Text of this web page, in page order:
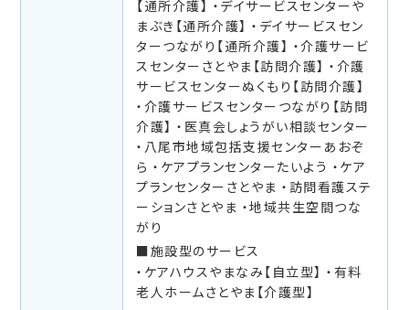
【通所介護】
デイサービスセンターや
まぶき【通所介護】
デイサービスセン
ターつながり【通所介護】
介護サービ
スセンターさとやま【訪問介護】
介護
サービスセンターぬくもり【訪問介護】
介護サービスセンターつながり【訪問
介護】
医真会しょうがい相談センター
八尾市地域包括支援センターあおぞ
ら
ケアプランセンターたいよう
ケア
プランセンターさとやま
訪問看護ステ
ーションさとやま
地域共生空間つな
がり
施設型のサービス
ケアハウスやまなみ【自立型】
有料
老人ホームさとやま【介護型】